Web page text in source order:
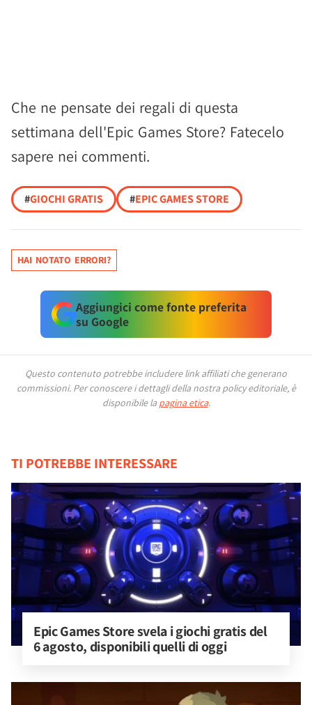
Che ne pensate dei regali di questa
settimana dell'Epic Games Store? Fatecelo
sapere nei commenti.
#GIOCHI GRATIS #EPIC GAMES STORE
HAI NOTATO ERRORI?
Aggiungici come fonte preferita
su Google
Questo contenuto potrebbe includere link affiliati che generano
commissioni. Per conoscere i dettagli della nostra policy editoriale, è
disponibile la pagina etica.
TI POTREBBE INTERESSARE
Epic Games Store svela i giochi gratis del
6 agosto, disponibili quelli di oggi